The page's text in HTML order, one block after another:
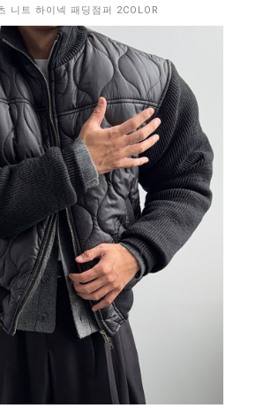
니트 하이넥 패딩점퍼 2COLOR